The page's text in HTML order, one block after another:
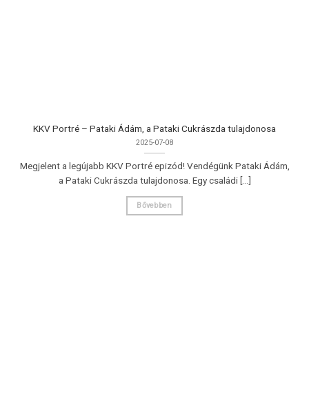
KKV Portré – Pataki Ádám, a Pataki Cukrászda tulajdonosa
2025-07-08
Megjelent a legújabb KKV Portré epizód! Vendégünk Pataki Ádám,
a Pataki Cukrászda tulajdonosa. Egy családi [...]
Bővebben